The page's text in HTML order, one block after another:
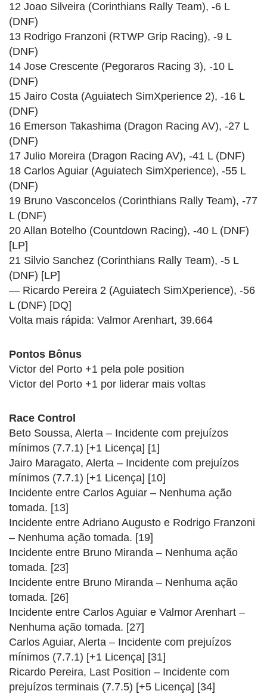
12 Joao Silveira (Corinthians Rally Team), -6 L
(DNF)
13 Rodrigo Franzoni (RTWP Grip Racing), -9 L
(DNF)
14 Jose Crescente (Pegoraros Racing 3), -10 L
(DNF)
15 Jairo Costa (Aguiatech SimXperience 2), -16 L
(DNF)
16 Emerson Takashima (Dragon Racing AV), -27 L
(DNF)
17 Julio Moreira (Dragon Racing AV), -41 L (DNF)
18 Carlos Aguiar (Aguiatech SimXperience), -55 L
(DNF)
19 Bruno Vasconcelos (Corinthians Rally Team), -77
L (DNF)
20 Allan Botelho (Countdown Racing), -40 L (DNF)
[LP]
21 Silvio Sanchez (Corinthians Rally Team), -5 L
(DNF) [LP]
— Ricardo Pereira 2 (Aguiatech SimXperience), -56
L (DNF) [DQ]
Volta mais rápida: Valmor Arenhart, 39.664
Pontos Bônus
Victor del Porto +1 pela pole position
Victor del Porto +1 por liderar mais voltas
Race Control
Beto Soussa, Alerta – Incidente com prejuízos
mínimos (7.7.1) [+1 Licença] [1]
Jairo Maragato, Alerta – Incidente com prejuízos
mínimos (7.7.1) [+1 Licença] [10]
Incidente entre Carlos Aguiar – Nenhuma ação
tomada. [13]
Incidente entre Adriano Augusto e Rodrigo Franzoni
– Nenhuma ação tomada. [19]
Incidente entre Bruno Miranda – Nenhuma ação
tomada. [23]
Incidente entre Bruno Miranda – Nenhuma ação
tomada. [26]
Incidente entre Carlos Aguiar e Valmor Arenhart –
Nenhuma ação tomada. [27]
Carlos Aguiar, Alerta – Incidente com prejuízos
mínimos (7.7.1) [+1 Licença] [31]
Ricardo Pereira, Last Position – Incidente com
prejuízos terminais (7.7.5) [+5 Licença] [34]